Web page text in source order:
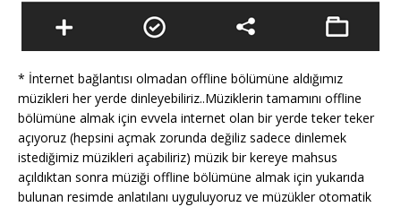
* İnternet bağlantısı olmadan offline bölümüne aldığımız
müzikleri her yerde dinleyebiliriz..Müziklerin tamamını offline
bölümüne almak için evvela internet olan bir yerde teker teker
açıyoruz (hepsini açmak zorunda değiliz sadece dinlemek
istediğimiz müzikleri açabiliriz) müzik bir kereye mahsus
açıldıktan sonra müziği offline bölümüne almak için yukarıda
bulunan resimde anlatılanı uyguluyoruz ve müzükler otomatik